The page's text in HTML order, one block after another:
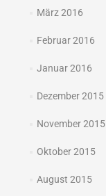
März 2016
Februar 2016
Januar 2016
Dezember 2015
November 2015
Oktober 2015
August 2015